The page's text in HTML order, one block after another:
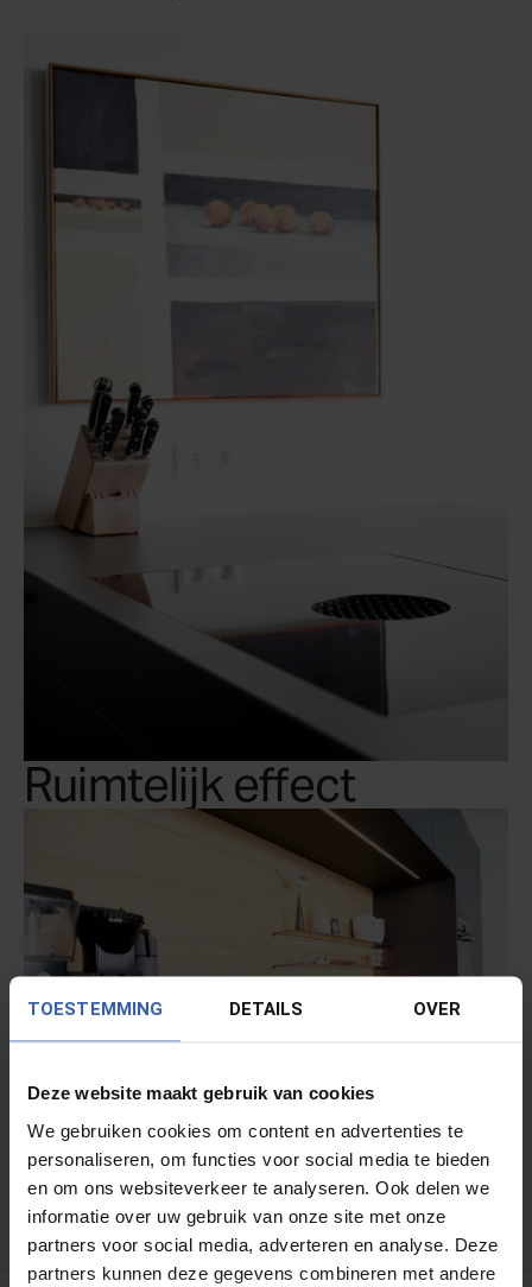
TOESTEMMING DETAILS OVER
Deze website maakt gebruik van cookies
We gebruiken cookies om content en advertenties te
personaliseren, om functies voor social media te bieden
en om ons websiteverkeer te analyseren. Ook delen we
informatie over uw gebruik van onze site met onze
partners voor social media, adverteren en analyse. Deze
partners kunnen deze gegevens combineren met andere
Ruimtelijk effect